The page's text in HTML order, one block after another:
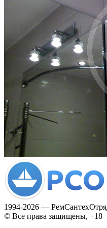
1994­-2026 —
© Все права защищены, +18